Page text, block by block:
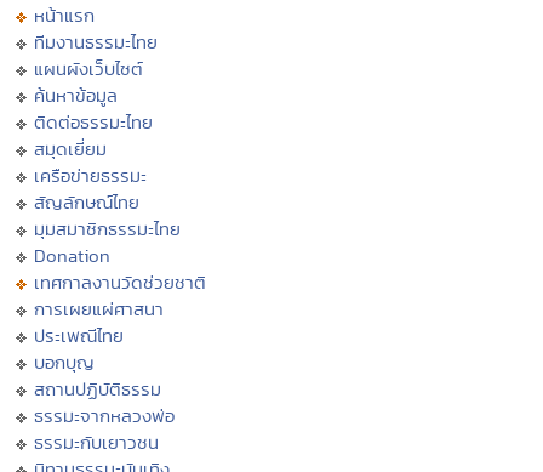
หน้าแรก
ทีมงานธรรมะไทย
แผนผังเว็บไซต์
ค้นหาข้อมูล
ติดต่อธรรมะไทย
สมุดเยี่ยม
เครือข่ายธรรมะ
สัญลักษณ์ไทย
มุมสมาชิกธรรมะไทย
Donation
เทศกาลงานวัดช่วยชาติ
การเผยแผ่ศาสนา
ประเพณีไทย
บอกบุญ
สถานปฏิบัติธรรม
ธรรมะจากหลวงพ่อ
ธรรมะกับเยาวชน